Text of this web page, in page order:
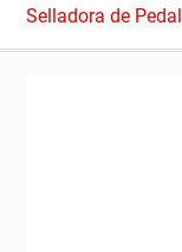
Selladora de